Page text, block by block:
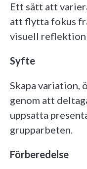
Ett sätt att
att flytta fokus
visuell reflektion
Syfte
Skapa variation,
genom att
uppsatta
grupparbeten.
Förberedelse